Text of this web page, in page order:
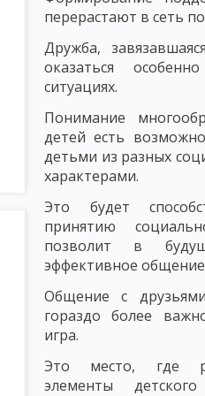
МЕТОДЫ ОБУЧЕНИЯ: РАССКАЗ
ДИСКУССИЯ СЕМИНАРСКОЕ
И
РАБОТЫ, ПРАКТИЧЕСКИЕ
САМОСТОЯТЕЛЬНАЯ
АНАЛИЗ КОНКРЕТНОЙ
МЕТОД ИНЦИДЕНТОВ,
КРУГЛОГО СТОЛА В ОБУЧЕНИИ
БЕСЕДА КАК МЕТОДЫ ОБУЧЕНИЯ
УРОК: ТИПЫ И
перерастают в сеть
Дружба,
оказаться
ситуациях.
Понимание
детей есть
детьми из разных
характерами.
Это будет
принятию
позволит в
эффективное общение
Общение с
гораздо более
игра.
Это место, где
элементы